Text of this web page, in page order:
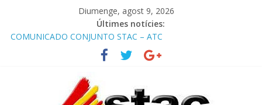
Diumenge, agost 9, 2026
Últimes notícies:
COMUNICADO CONJUNTO STAC – ATC
Comunicado STAC/ ATC de la reunión con los Mossos d
‘Esquadra del aeropuerto de Barcelona.
Programa de Radio TAXI LIBRE 29.07.2026 en COOLTURA FM.
STAC/ATC SOLICITAN TAULA TÈCNICA PARA MEJORAR LA